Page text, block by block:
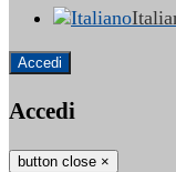
Accedi
Accedi
button close ×